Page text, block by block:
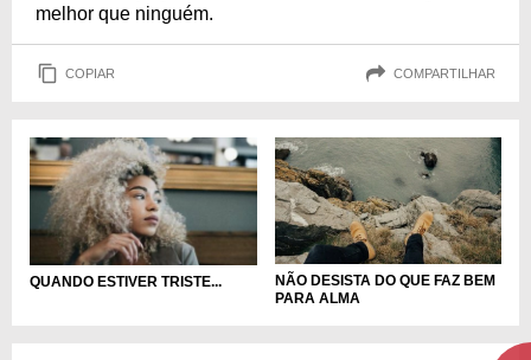
melhor que ninguém.
COPIAR COMPARTILHAR
QUANDO ESTIVER TRISTE...
NÃO DESISTA DO QUE FAZ BEM
PARA ALMA